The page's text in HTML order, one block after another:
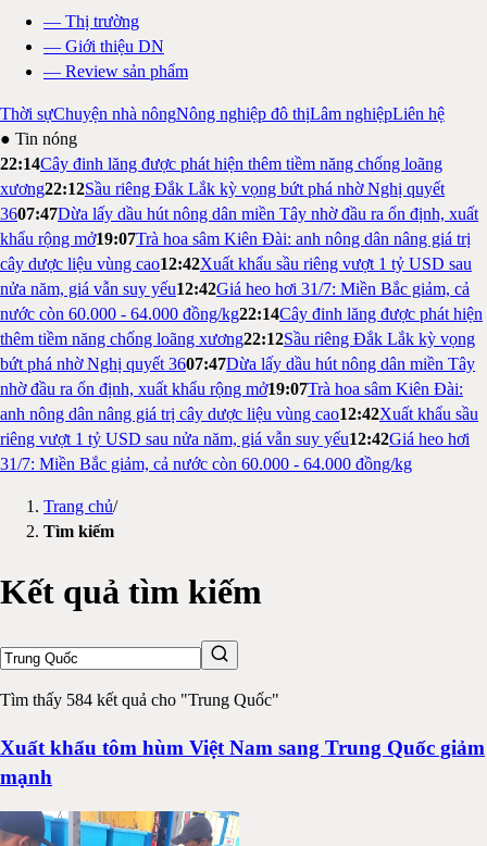
— Thị trường
— Giới thiệu DN
— Review sản phẩm
Thời sựChuyện nhà nôngNông nghiệp đô thịLâm nghiệpLiên hệ
● Tin nóng
22:14Cây đinh lăng được phát hiện thêm tiềm năng chống loãng
xương22:12Sầu riêng Đắk Lắk kỳ vọng bứt phá nhờ Nghị quyết
3607:47Dừa lấy dầu hút nông dân miền Tây nhờ đầu ra ổn định, xuất
khẩu rộng mở19:07Trà hoa sâm Kiên Đài: anh nông dân nâng giá trị
cây dược liệu vùng cao12:42Xuất khẩu sầu riêng vượt 1 tỷ USD sau
nửa năm, giá vẫn suy yếu12:42Giá heo hơi 31/7: Miền Bắc giảm, cả
nước còn 60.000 - 64.000 đồng/kg22:14Cây đinh lăng được phát hiện
thêm tiềm năng chống loãng xương22:12Sầu riêng Đắk Lắk kỳ vọng
bứt phá nhờ Nghị quyết 3607:47Dừa lấy dầu hút nông dân miền Tây
nhờ đầu ra ổn định, xuất khẩu rộng mở19:07Trà hoa sâm Kiên Đài:
anh nông dân nâng giá trị cây dược liệu vùng cao12:42Xuất khẩu sầu
riêng vượt 1 tỷ USD sau nửa năm, giá vẫn suy yếu12:42Giá heo hơi
31/7: Miền Bắc giảm, cả nước còn 60.000 - 64.000 đồng/kg
Trang chủ/
Tìm kiếm
Kết quả tìm kiếm
Tìm thấy 584 kết quả cho "Trung Quốc"
Xuất khẩu tôm hùm Việt Nam sang Trung Quốc giảm
mạnh